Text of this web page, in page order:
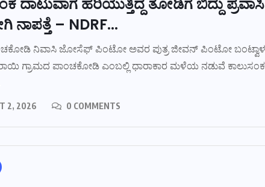
ನಾಪತ್ತೆ – NDRF...
ನಿವಾಸಿ ಜೋಸೆಫ್ ಪಿಂಟೋ ಅವರ ಪುತ್ರ ಜೀವನ್ ಪಿಂಟೋ ಬಂಟ್ವಾಳ
ಗ್ರಾಮದ ಪಾಂಚಕೋಡಿ ಎಂಬಲ್ಲಿ ಧಾರಾಕಾರ ಮಳೆಯ ನಡುವೆ ಕಾಲುಸಂಕ
2, 2026 0 COMMENTS